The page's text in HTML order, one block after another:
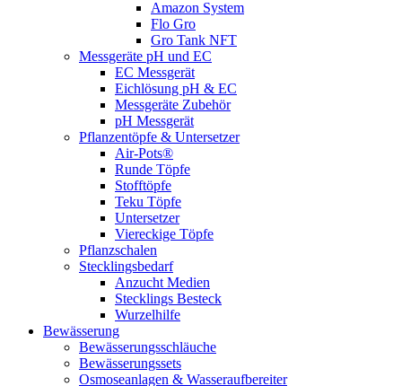
Amazon System
Flo Gro
Gro Tank NFT
Messgeräte pH und EC
EC Messgerät
Eichlösung pH & EC
Messgeräte Zubehör
pH Messgerät
Pflanzentöpfe & Untersetzer
Air-Pots®
Runde Töpfe
Stofftöpfe
Teku Töpfe
Untersetzer
Viereckige Töpfe
Pflanzschalen
Stecklingsbedarf
Anzucht Medien
Stecklings Besteck
Wurzelhilfe
Bewässerung
Bewässerungsschläuche
Bewässerungssets
Osmoseanlagen & Wasseraufbereiter